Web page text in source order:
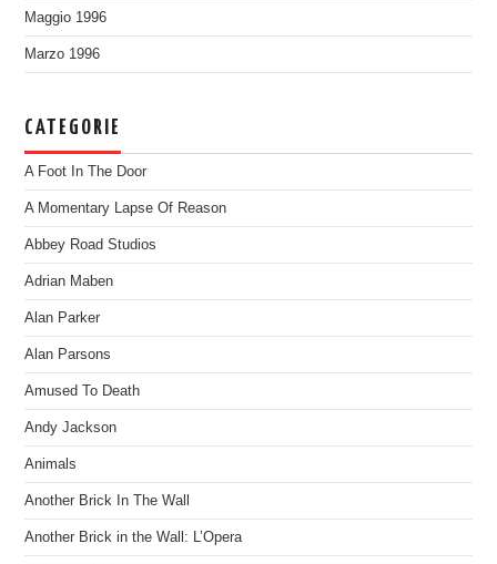
Maggio 1996
Marzo 1996
CATEGORIE
A Foot In The Door
A Momentary Lapse Of Reason
Abbey Road Studios
Adrian Maben
Alan Parker
Alan Parsons
Amused To Death
Andy Jackson
Animals
Another Brick In The Wall
Another Brick in the Wall: L’Opera